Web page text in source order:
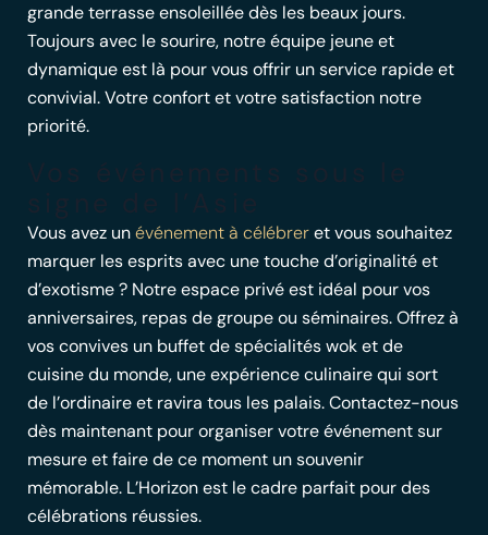
grande terrasse ensoleillée dès les beaux jours.
Toujours avec le sourire, notre équipe jeune et
dynamique est là pour vous offrir un service rapide et
convivial. Votre confort et votre satisfaction notre
priorité.
Vous avez unévénement à célébreret vous souhaitez
marquer les esprits avec une touche d’originalité et
d’exotisme ? Notre espace privé est idéal pour vos
anniversaires, repas de groupe ou séminaires. Offrez à
vos convives un buffet de spécialités woket de
cuisine du monde, une expérience culinaire qui sort
de l’ordinaire et ravira tous les palais. Contactez-nous
dès maintenant pour organiser votre événement sur
mesure et faire de ce moment un souvenir
mémorable. L’Horizon est le cadre parfait pour des
célébrations réussies.